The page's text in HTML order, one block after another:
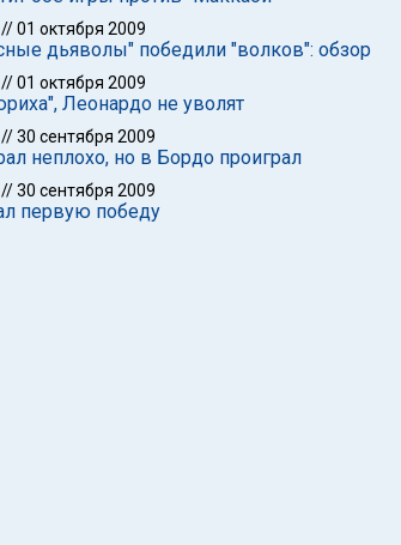
//01 октября 2009
дьяволы" победили "волков": обзор
//01 октября 2009
Леонардо не уволят
//30 сентября 2009
неплохо, но в Бордо проиграл
//30 сентября 2009
первую победу